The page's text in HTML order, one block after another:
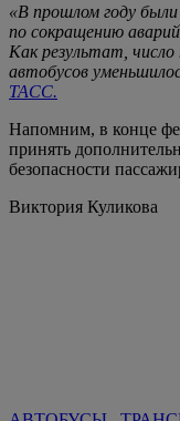
«В прошлом году
по сокращению
Как результат,
автобусов
ТАСС.
Напомним, в конце
принять
безопасности
Виктория Куликова